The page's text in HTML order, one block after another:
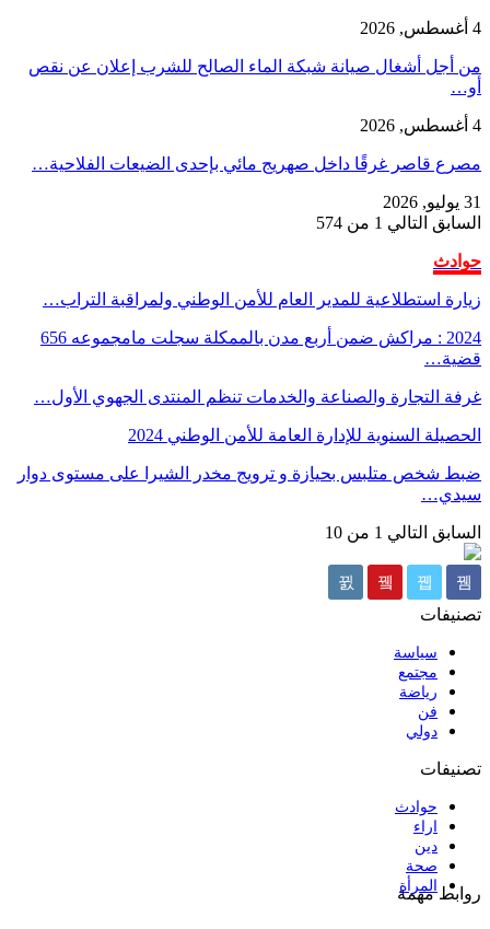
4 أغسطس, 2026
من أجل أشغال صيانة شبكة الماء الصالح للشرب إعلان عن نقص
أو…
4 أغسطس, 2026
مصرع قاصر غرقًا داخل صهريج مائي بإحدى الضيعات الفلاحية…
31 يوليو, 2026
السابق التالي 1 من 574
حوادث
زيارة استطلاعية للمدير العام للأمن الوطني ولمراقبة التراب…
2024 : مراكش ضمن أربع مدن بالممكلة سجلت مامجموعه 656
قضية…
غرفة التجارة والصناعة والخدمات تنظم المنتدى الجهوي الأول…
الحصيلة السنوية للإدارة العامة للأمن الوطني 2024
ضبط شخص متلبس بحيازة و ترويج مخدر الشيرا على مستوى دوار
سيدي…
السابق التالي 1 من 10
تصنيفات
سياسة
مجتمع
رياضة
فن
دولي
تصنيفات
حوادث
اراء
دين
صحة
المرأة
روابط مهمة